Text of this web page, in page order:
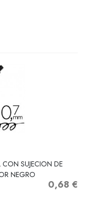
SUJECION DE
NEGRO
Precio
0,68 €